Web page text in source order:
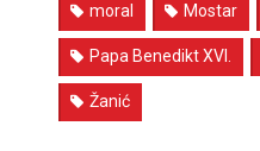
moral Mostar
Papa Benedikt XVI.
Žanić